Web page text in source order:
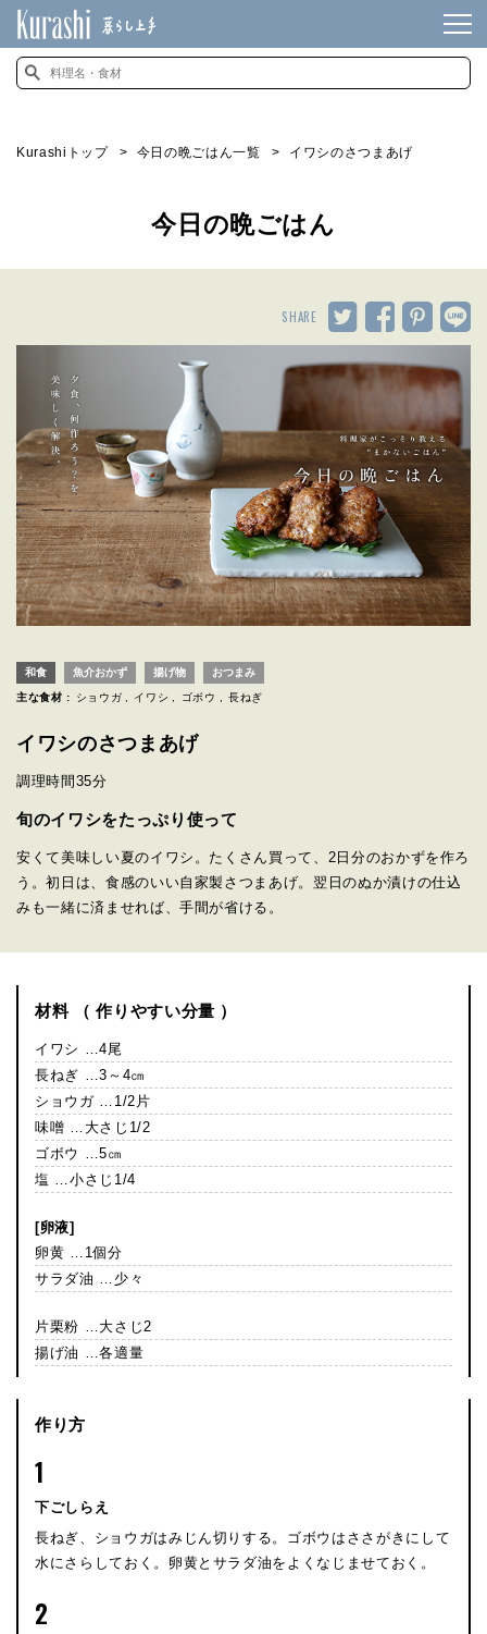
Kurashiトップ 今日の晩ごはん一覧 イワシのさつまあげ
今日の晩ごはん
SHARE
和食 魚介おかず 揚げ物 おつまみ
主な食材 : ショウガ イワシ ゴボウ 長ねぎ
イワシのさつまあげ
調理時間 35分
旬のイワシをたっぷり使って
安くて美味しい夏のイワシ。たくさん買って、2日分のおかずを作ろ
う。初日は、食感のいい自家製さつまあげ。翌日のぬか漬けの仕込
みも一緒に済ませれば、手間が省ける。
材料 （ 作りやすい分量 ）
イワシ …4尾
長ねぎ …3～4㎝
ショウガ …1/2片
味噌 …大さじ1/2
ゴボウ …5㎝
塩 …小さじ1/4
[卵液]
卵黄 …1個分
サラダ油 …少々
片栗粉 …大さじ2
揚げ油 …各適量
作り方
1
下ごしらえ
長ねぎ、ショウガはみじん切りする。ゴボウはささがきにして
水にさらしておく。卵黄とサラダ油をよくなじませておく。
2